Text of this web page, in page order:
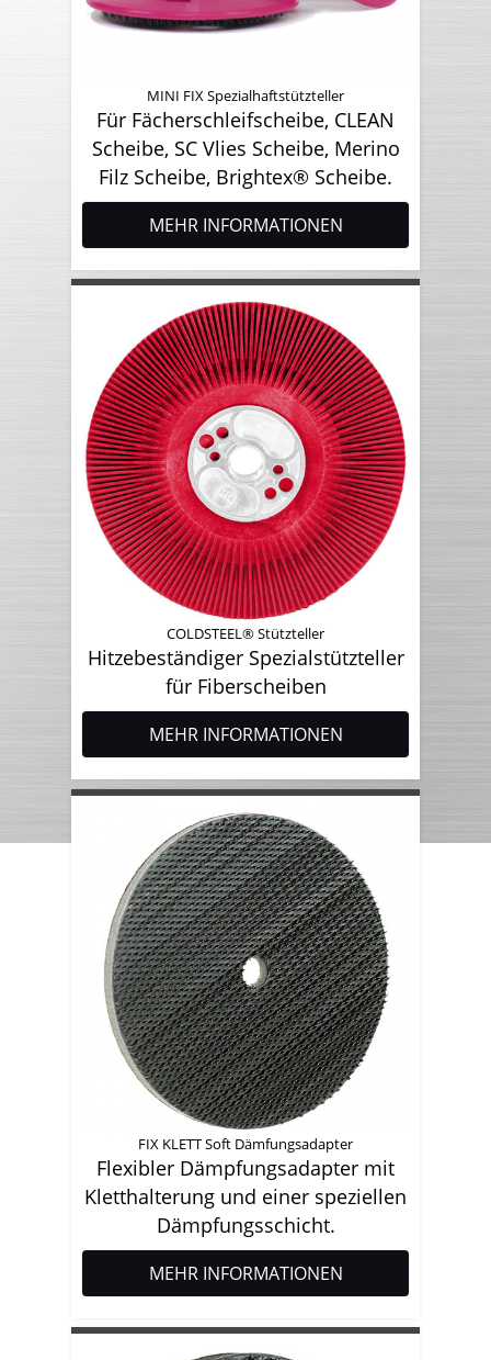
MINI FIX Spezialhaftstützteller
Für Fächerschleifscheibe, CLEAN
Scheibe, SC Vlies Scheibe, Merino
Filz Scheibe, Brightex® Scheibe.
MEHR INFORMATIONEN
COLDSTEEL® Stützteller
Hitzebeständiger Spezialstützteller
für Fiberscheiben
MEHR INFORMATIONEN
FIX KLETT Soft Dämfungsadapter
Flexibler Dämpfungsadapter mit
Kletthalterung und einer speziellen
Dämpfungsschicht.
MEHR INFORMATIONEN